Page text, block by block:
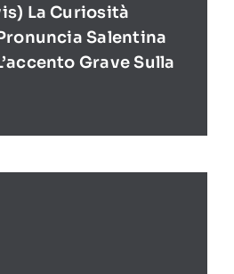
La Curiosità
Salentina
Grave Sulla